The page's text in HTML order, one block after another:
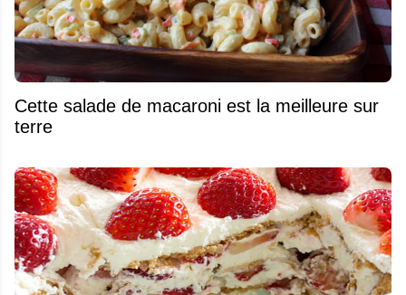
Cette salade de macaroni est la meilleure sur
terre